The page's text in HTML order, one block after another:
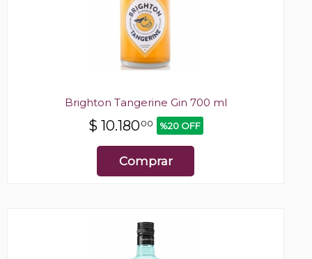
Brighton Tangerine Gin 700 ml
$ 10.18000 %20 OFF
Comprar